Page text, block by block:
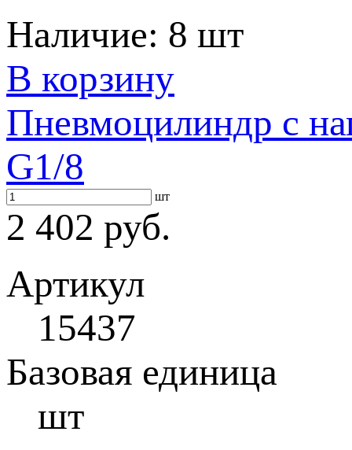
Наличие: 8 шт
В корзину
Пневмоцилиндр с
G1/8
шт
2 402 руб.
Артикул
15437
Базовая единица
шт